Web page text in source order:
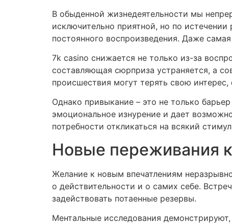
В обыденной жизнедеятельности мы
исключительно приятной, но по
постоянного воспроизведения. Даже
7k casino снижается не только из-за
составляющая сюрприза устраняется, а
происшествия могут терять свою
Однако привыкание – это не только
эмоциональное изнурение и дает
потребности откликаться на всякий
Новые переживания
Желание к новым впечатлениям
о действительности и о самих себе.
задействовать потаенные резервы.
Ментальные исследования